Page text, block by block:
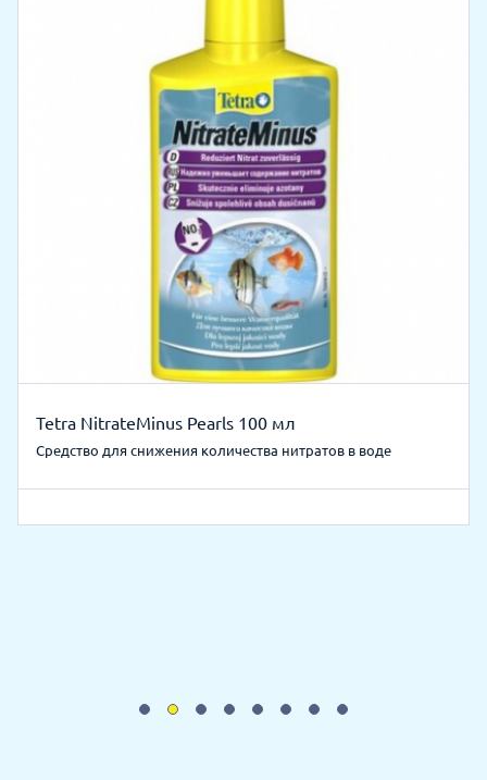
Tetra NitrateMinus Pearls 100 мл
Средство для снижения количества нитратов в воде